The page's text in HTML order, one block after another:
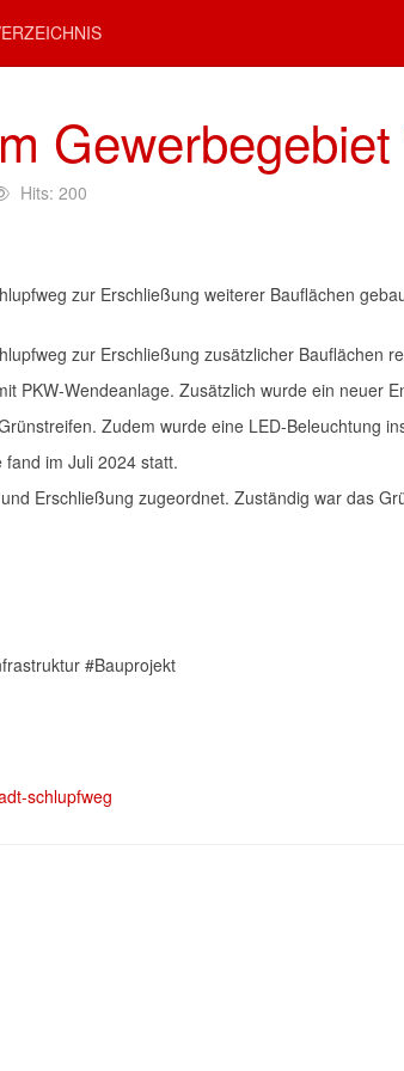
Hits: 200
zur Erschließung weiterer Bauflächen
zur Erschließung zusätzlicher Bauflächen
PKW-Wendeanlage. Zusätzlich wurde ein neuer
Zudem wurde eine LED-Beleuchtung
im Juli 2024 statt.
Erschließung zugeordnet. Zuständig war das
#Bauprojekt
schlupfweg
in Pforzheim